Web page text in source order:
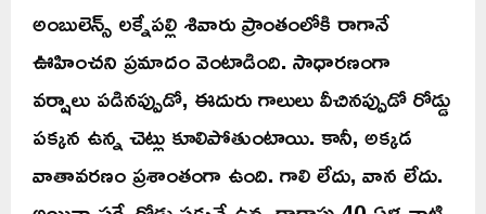
అంబులెన్స్ లక్నేపల్లి శివారు ప్రాంతంలోకి రాగానే
ఊహించని ప్రమాదం వెంటాడింది. సాధారణంగా
వర్షాలు పడినప్పుడో, ఈదురు గాలులు వీచినప్పుడో రోడ్డు
పక్కన ఉన్న చెట్లు కూలిపోతుంటాయి. కానీ, అక్కడ
వాతావరణం ప్రశాంతంగా ఉంది. గాలి లేదు, వాన లేదు.